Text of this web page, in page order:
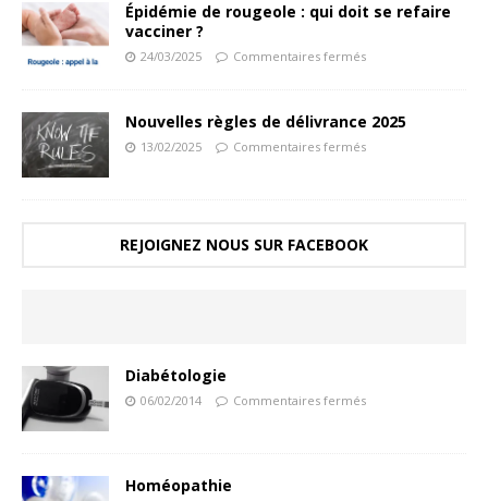
Épidémie de rougeole : qui doit se refaire
vacciner ?
24/03/2025 Commentaires fermés
Nouvelles règles de délivrance 2025
13/02/2025 Commentaires fermés
REJOIGNEZ NOUS SUR FACEBOOK
Diabétologie
06/02/2014 Commentaires fermés
Homéopathie